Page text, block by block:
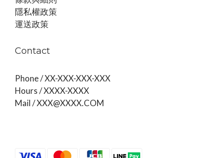
隱私權政策
運送政策
Contact
Phone / XX-XXX-XXX-XXX
Hours / XXXX-XXXX
Mail / XXX@XXXX.COM